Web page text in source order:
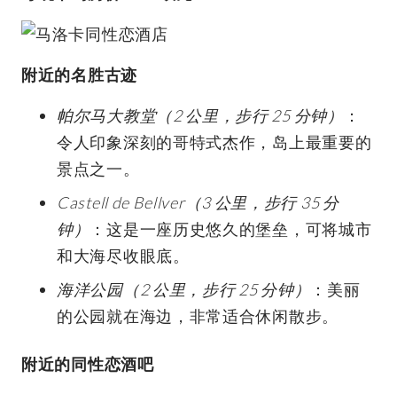
附近的名胜古迹
帕尔马大教堂（2 公里，步行 25 分钟）
：
令人印象深刻的哥特式杰作，岛上最重要的
景点之一。
Castell de Bellver（3 公里，步行 35 分
钟）
：这是一座历史悠久的堡垒，可将城市
和大海尽收眼底。
海洋公园（2 公里，步行 25 分钟）
：美丽
的公园就在海边，非常适合休闲散步。
附近的同性恋酒吧